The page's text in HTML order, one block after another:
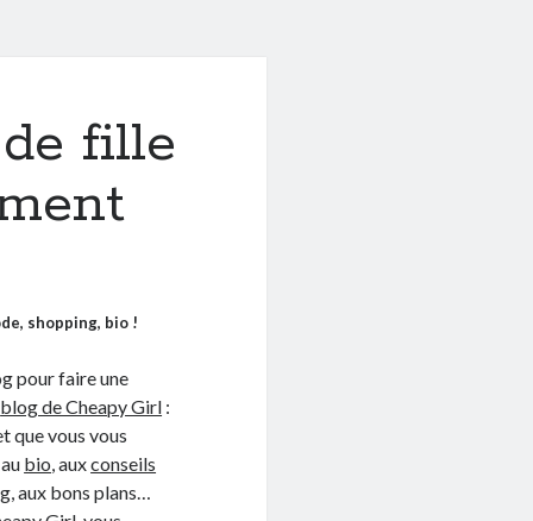
fille
shopping, bio !
pour faire une
blog de Cheapy Girl :
que vous vous
au bio, auxconseils
, aux bons plans…